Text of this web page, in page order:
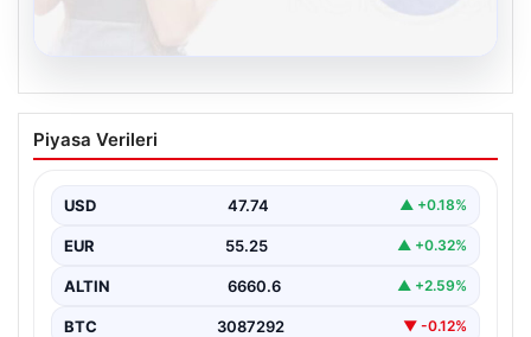
Kelebek.Org İle Sanal İletişimin Seviyeli
Adresi Ve Sohbet Deneyimi
oluşturması büyük bir hassasiyet ifade etmektedir.
Halen…
Piyasa Verileri
USD 47.74 ▲ +0.18%
EUR 55.25 ▲ +0.32%
ALTIN 6660.6 ▲ +2.59%
BTC 3087292 ▼ -0.12%